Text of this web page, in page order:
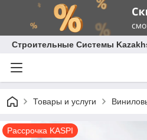
Строительные Системы
Товары и услуги
Рассрочка KASPI